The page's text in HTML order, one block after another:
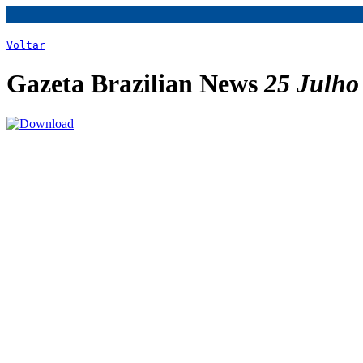
Voltar
Gazeta Brazilian News 25 Julho